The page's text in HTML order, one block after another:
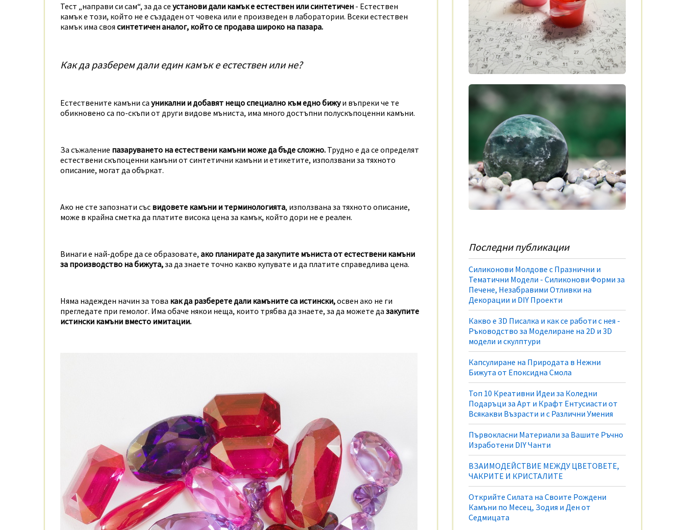
Тест „направи си сам“, за да се установи дали камък е естествен или синтетичен - Естествен
камък е този, който не е създаден от човека или е произведен в лаборатории. Всеки естествен
камък има своя синтетичен аналог, който се продава широко на пазара.
Как да разберем дали един камък е естествен или не?
Естествените камъни са уникални и добавят нещо специално към едно бижуи въпреки че те
обикновено са по-скъпи от други видове мъниста, има много достъпни полускъпоценни камъни.
За съжаление пазаруването на естествени камъни може да бъде сложно. Трудно е да се определят
естествени скъпоценни камъни от синтетични камъни и етикетите, използвани за тяхното
описание, могат да объркат.
Ако не сте запознати със видовете камъни и терминологията, използвана за тяхното описание,
може в крайна сметка да платите висока цена за камък, който дори не е реален.
Винаги е най-добре да се образовате, ако планирате да закупите мъниста от естествени камъни
за производство на бижута,за да знаете точно какво купувате и да платите справедлива цена.
Няма надежден начин за това как да разберете дали камъните са истински,освен ако не ги
прегледате при гемолог. Има обаче някои неща, които трябва да знаете, за да можете да закупите
истински камъни вместо имитации.
Последни публикации
Силиконови Молдове с Празнични и
Тематични Модели - Силиконови Форми за
Печене, Незабравими Отливки на
Декорации и DIY Проекти
Какво е 3D Писалка и как се работи с нея -
Ръководство за Моделиране на 2D и 3D
модели и скулптури
Капсулиране на Природата в Нежни
Бижута от Епоксидна Смола
Топ 10 Креативни Идеи за Коледни
Подаръци за Арт и Крафт Ентусиасти от
Всякакви Възрасти и с Различни Умения
Първокласни Материали за Вашите Ръчно
Изработени DIY Чанти
ВЗАИМОДЕЙСТВИЕ МЕЖДУ ЦВЕТОВЕТЕ,
ЧАКРИТЕ И КРИСТАЛИТЕ
Открийте Силата на Своите Рождени
Камъни по Месец, Зодия и Ден от
Седмицата